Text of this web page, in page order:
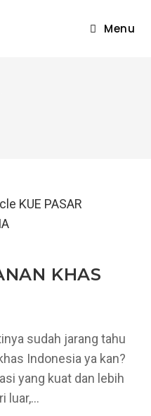
Menu
KHAS
sudah jarang tahu
Indonesia ya kan?
yang kuat dan lebih
luar,…